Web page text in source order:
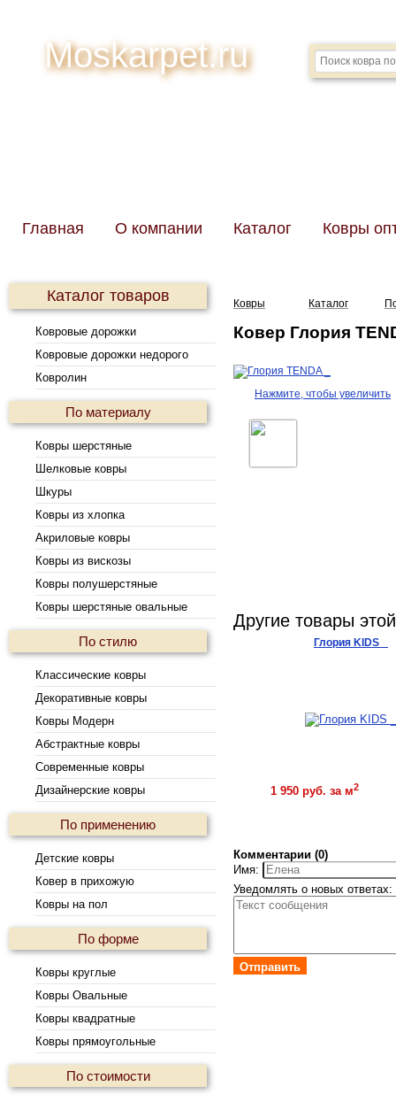
Moskarpet.ru
Главная О компании Каталог Ковры
Каталог товаров
Ковровые дорожки
Ковровые дорожки недорого
Ковролин
По материалу
Ковры шерстяные
Шелковые ковры
Шкуры
Ковры из хлопка
Акриловые ковры
Ковры из вискозы
Ковры полушерстяные
Ковры шерстяные овальные
По стилю
Классические ковры
Декоративные ковры
Ковры Модерн
Абстрактные ковры
Современные ковры
Дизайнерские ковры
По применению
Детские ковры
Ковер в прихожую
Ковры на пол
По форме
Ковры круглые
Ковры Овальные
Ковры квадратные
Ковры прямоугольные
По стоимости
Ковры Каталог
Ковер Глория
Нажмите, чтобы увеличить
Другие товары
Глория KIDS _
1 950 руб. за м2
Купить
Комментарии (0)
Имя:
Уведомлять о новых ответах:
Отправить